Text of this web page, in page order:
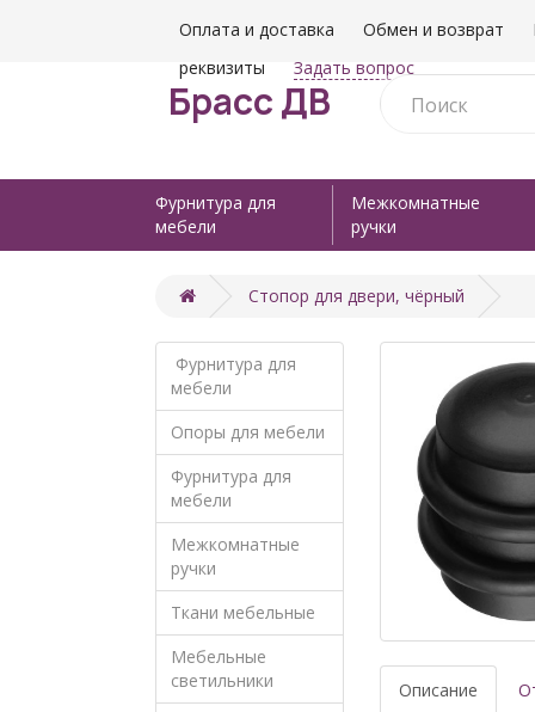
Оплата и доставка Обмен и возврат
реквизиты
Задать вопрос
Брасс ДВ
Фурнитура для
мебели
Межкомнатные
ручки
Стопор для двери, чёрный
Фурнитура для
мебели
Опоры для мебели
Фурнитура для
мебели
Межкомнатные
ручки
Ткани мебельные
Мебельные
светильники
Описание